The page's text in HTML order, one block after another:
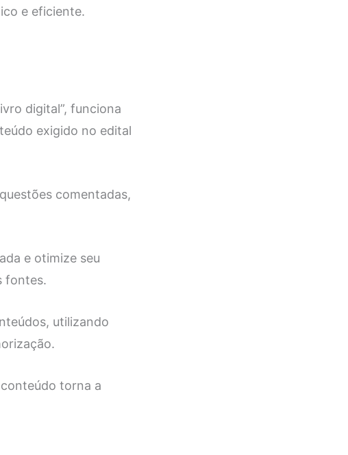
e eficiente.
digital”, funciona
exigido no edital
comentadas,
e otimize seu
fontes.
utilizando
torna a